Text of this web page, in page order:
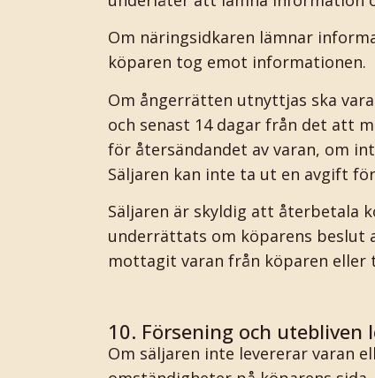
Om näringsidkaren lämnar
köparen tog emot informationen.
Om ångerrätten utnyttjas ska
och senast 14 dagar från det att
för återsändandet av varan, om
Säljaren kan inte ta ut en avgift
Säljaren är skyldig att återbetala
underrättats om köparens
mottagit varan från köparen
10. Försening och
Om säljaren inte levererar varan